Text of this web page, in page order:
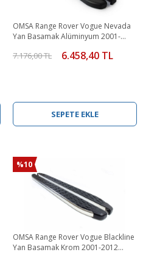
OMSA Range Rover Vogue Nevada
Yan Basamak Alüminyum 2001-
7.176,00 TL 6.458,40 TL
SEPETE EKLE
%10
OMSA Range Rover Vogue Blackline
Yan Basamak Krom 2001-2012